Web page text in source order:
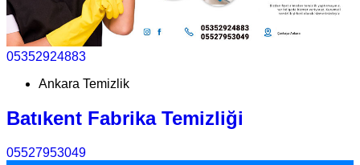
05352924883
Ankara Temizlik
Batıkent Fabrika Temizliği
05527953049